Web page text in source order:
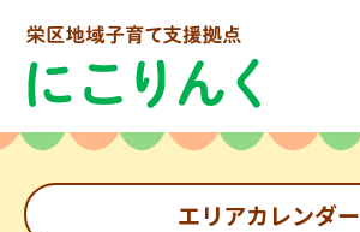
エリアカレンダー